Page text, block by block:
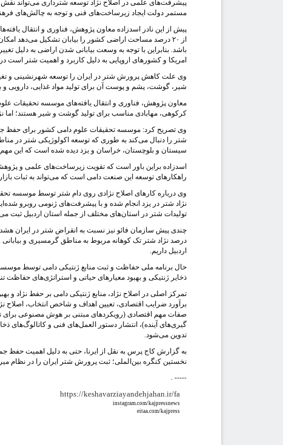
پیشرفت‌های علمی در اصلاح نژاد توسعه شترداری می‌تواند نقش
مستمر دولت ایجاد زیرساخت‌‌های فنی و توجه به چالش‌‌های
پیش از این نادر اسدزاده معاون پژوهش، فناوری و انتقال
از ۲۰ درصد مساحت اراضی کشور را بیابان تشکیل می‌دهد
باشد. بنابراین با توجه به وسعت بیابانی شدن اراضی به دلیل
امریکا و کشورهای اروپایی به دلیل کاربرد و اهمیت شتر است
وی علت کاهش پرورش شتر در ایران را توسعه شهرنشینی و
شیر، گوشت، پشم و پوست آن برای تولید مواد غذایی، دارویی و
معاون پژوهش، فناوری و انتقال یافته‌های موسسه تحقیقات
کرکوهی، مهابادی مناسب برای تولید گوشت و شیر هستند؛ اما
وی تصریح کرد: موسسه تحقیقات علوم دامی کشور برای حفظ
شتر را دنبال می‌کند به طوری که توسعه اکولوژیکی شتر در
سیستان و بلوچستان، خراسان و یزد دیده شده است که این
اسدزاده براین باور است که تقویت زیرساخت‌های علمی و
راهکارهای توسعه این صنعت دامی است که می‌تواند به ثبات
وی درباره کارهای اصلاح نژادی روی دام شتر توسط موسسه
نژاد شتر در یزد انجام شده و با پیشرفت‌های ژنومی روبرو
تولیدات شتر در استان‌‌های مختلف از جمله استان اردبیل ثبت
اردبیل داریم.
حال برنامه ملی حفاظت و ثبت منابع ژنتیکی دامی توسط
ذخایر ژنتیکی و بهبود معیارهای حیاتی و استراتژی‌های حفاظت تنوع ژنتیکی ۱۰ نژاد دام و طیور از جمله شتر که در معرض خطر
تمرکز اصلی در اصلاح نژاد، منابع ژنتیکی دامی بر حفط نژاد و
برآورد ضرایب اقتصادی، تعیین اهداف و شاخص انتخاب، اصلاح
صفات مهم اقتصادی (رویکردهای مبتنی بر هوش مصنوعی برای
تدوین می‌شود.
به گزارش کاج پرس به نقل از ایرنا، حتی به دلیل اهمیت حفظ
نخستین کنگره بین‌الملی؛ ثبت پرورش شتر ایران را در نظام
. -----
https://keshavarziayandehjahan.ir/fa
instagram.com/kajpressnews
eitaa.com/kajpress